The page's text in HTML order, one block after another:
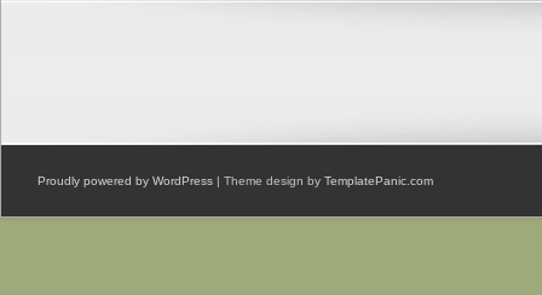
Proudly powered by WordPress | Theme design by TemplatePanic.com